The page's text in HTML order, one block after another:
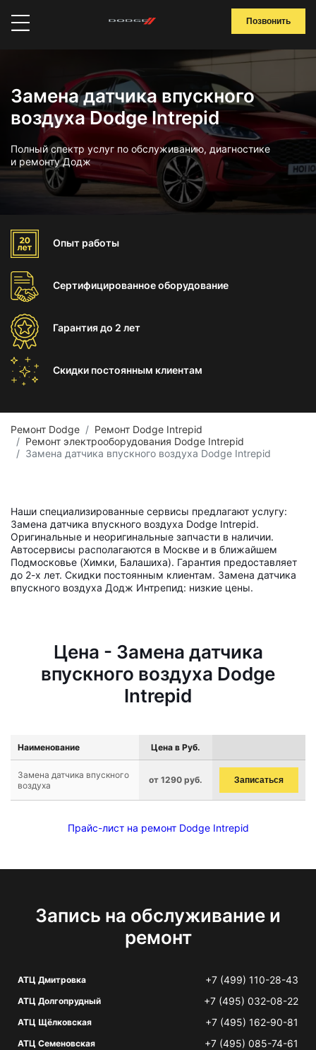
Позвонить
Замена датчика впускного
воздуха Dodge Intrepid
Полный спектр услуг по обслуживанию, диагностике
и ремонту Додж
Опыт работы
Сертифицированноеоборудование
Гарантиядо 2 лет
Скидки постоянным клиентам
Ремонт Dodge
Ремонт Dodge Intrepid
Ремонт электрооборудования Dodge Intrepid
Замена датчика впускного воздуха Dodge Intrepid
Наши специализированные сервисы предлагают услугу:
Замена датчика впускного воздуха Dodge Intrepid.
Оригинальные и неоригинальные запчасти в наличии.
Автосервисы располагаются в Москве и в ближайшем
Подмосковье (Химки, Балашиха). Гарантия предоставляет
до 2-х лет. Скидки постоянным клиентам. Замена датчика
впускного воздуха Додж Интрепид: низкие цены.
Цена - Замена датчика
впускного воздуха Dodge
Intrepid
Наименование Цена в Руб.
Замена датчика впускного
воздуха
от 1290 руб. Записаться
Прайс-лист на ремонт Dodge Intrepid
Запись на обслуживание и
ремонт
АТЦ Дмитровка +7 (499) 110-28-43
АТЦ Долгопрудный +7 (495) 032-08-22
АТЦ Щёлковская +7 (495) 162-90-81
АТЦ Семеновская +7 (495) 085-74-61